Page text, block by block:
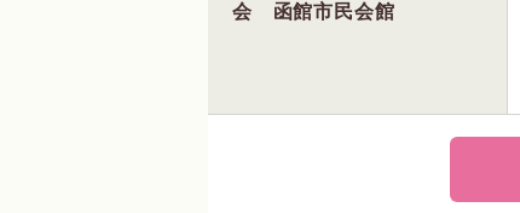
会 函館市民会館